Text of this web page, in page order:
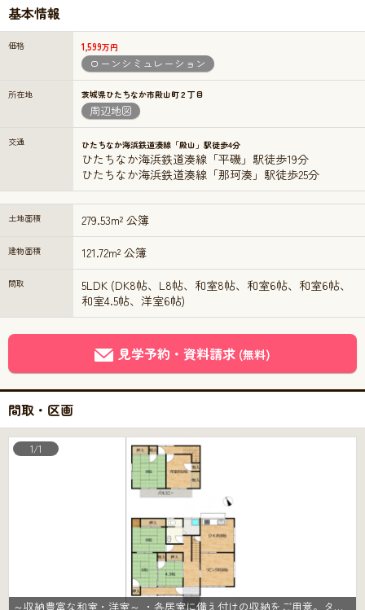
基本情報
価格 1,599万円
ローンシミュレーション
所在地 茨城県ひたちなか市殿山町２丁目
周辺地図
交通 ひたちなか海浜鉄道湊線「殿山」駅徒歩4分
ひたちなか海浜鉄道湊線「平磯」駅徒歩19分
ひたちなか海浜鉄道湊線「那珂湊」駅徒歩25分
土地面積 279.53m² 公簿
建物面積 121.72m² 公簿
間取
5LDK (DK8帖、L8帖、和室8帖、和室6帖、和室6帖、
和室4.5帖、洋室6帖)
見学予約・資料請求 (無料)
間取・区画
～収納豊富な和室・洋室～ ・各居室に備え付けの収納をご用意。タンスなどを置く場合と比べ出っ張らないので部屋の中を有効のご活用いただけます。 ・収納の広さなどぜひ現地でご確認くださいませ。
1/1